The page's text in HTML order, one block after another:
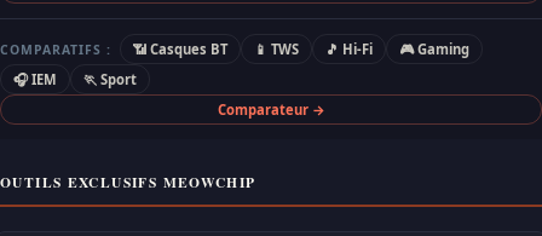
COMPARATIFS : 📶 Casques BT 📱 TWS 🎵 Hi-Fi
🎮 Gaming
🎧 IEM
🏃 Sport
Comparateur →
OUTILS EXCLUSIFS MEOWCHIP